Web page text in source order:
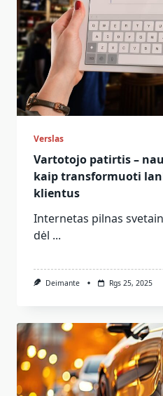
Verslas
Vartotojo patirtis –
kaip transformuoti
klientus
Internetas pilnas
dėl ...
Deimante Rgs 25, 2025